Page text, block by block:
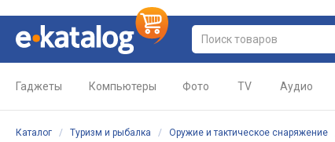
Гаджеты Компьютеры Фото TV Аудио
Каталог / Туризм и рыбалка / Оружие и тактическое снаряжение